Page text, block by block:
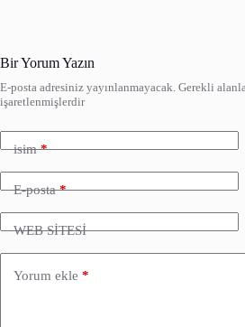
Bir Yorum Yazın
E-posta adresiniz yayınlanmayacak. Gerekli
işaretlenmişlerdir
isim*
E-posta*
WEB SİTESİ
Yorum ekle *